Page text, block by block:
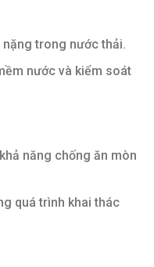
trong nước thải.
nước và kiểm soát
năng chống ăn mòn
quá trình khai thác